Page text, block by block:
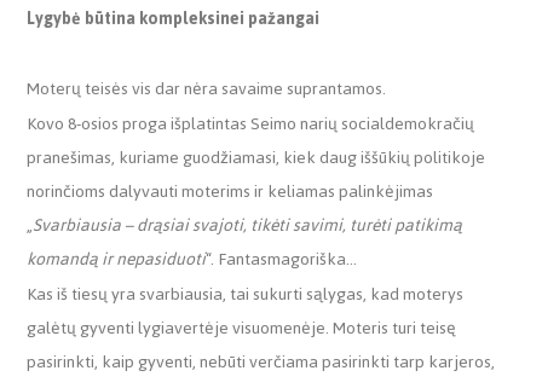
Lygybė būtina kompleksinei pažangai
Moterų teisės vis dar nėra savaime suprantamos.
Kovo 8-osios proga išplatintas Seimo narių socialdemokračių
pranešimas, kuriame guodžiamasi, kiek daug iššūkių politikoje
norinčioms dalyvauti moterims ir keliamas palinkėjimas
„Svarbiausia – drąsiai svajoti, tikėti savimi, turėti patikimą
komandą ir nepasiduoti“. Fantasmagoriška…
Kas iš tiesų yra svarbiausia, tai sukurti sąlygas, kad moterys
galėtų gyventi lygiavertėje visuomenėje. Moteris turi teisę
pasirinkti, kaip gyventi, nebūti verčiama pasirinkti tarp karjeros,